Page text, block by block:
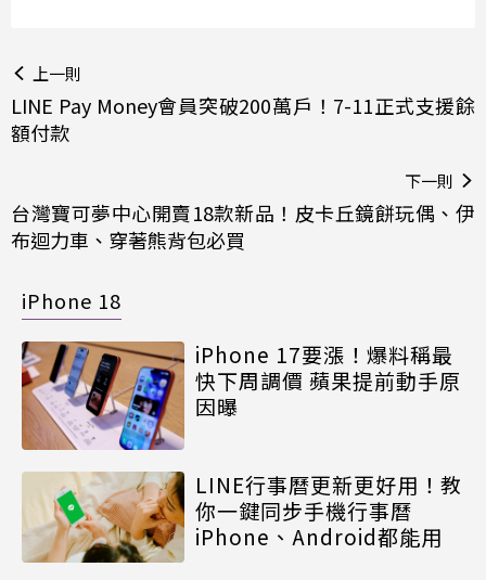
上一則
LINE Pay Money會員突破200萬戶！7-11正式支援餘
額付款
下一則
台灣寶可夢中心開賣18款新品！皮卡丘鏡餅玩偶、伊
布迴力車、穿著熊背包必買
iPhone 18
iPhone 17要漲！爆料稱最
快下周調價 蘋果提前動手原
因曝
LINE行事曆更新更好用！教
你一鍵同步手機行事曆
iPhone、Android都能用